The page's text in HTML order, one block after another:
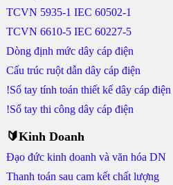
TCVN 5935-1 IEC 60502-1
TCVN 6610-5 IEC 60227-5
Dòng định mức dây cáp điện
Cấu trúc ruột dẫn dây cáp điện
!Sổ tay tính toán thiết kế dây cáp điện
!Sổ tay thi công dây cáp điện
🔰Kinh Doanh
Đạo đức kinh doanh và văn hóa DN
Thanh toán sau cam kết chất lượng